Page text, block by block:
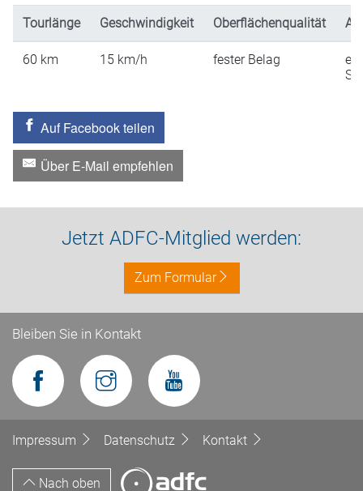
Tourlänge Geschwindigkeit Oberflächenqualität
60 km 15 km/h fester Belag
Auf Facebook teilen
Über E-Mail empfehlen
Jetzt ADFC-Mitglied werden:
Zum Formular
Bleiben Sie in Kontakt
Impressum Datenschutz Kontakt
Nach oben